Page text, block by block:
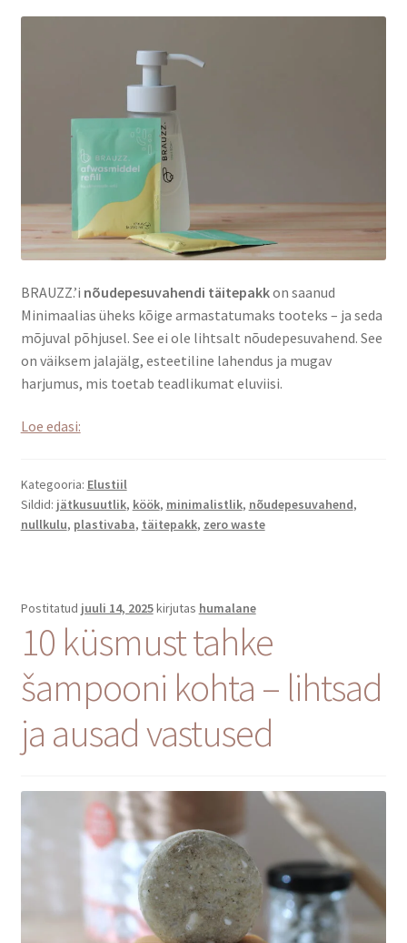
BRAUZZ.’i nõudepesuvahendi täitepakkon saanud
Minimaalias üheks kõige armastatumaks tooteks – ja seda
mõjuval põhjusel. See ei ole lihtsalt nõudepesuvahend. See
on väiksem jalajälg, esteetiline lahendus ja mugav
harjumus, mis toetab teadlikumat eluviisi.
Loe edasi:Miks
täitepakki?
Kategooria: Elustiil
Sildid: jätkusuutlik, köök, minimalistlik, nõudepesuvahend,
nullkulu, plastivaba, täitepakk, zero waste
Postitatud juuli 14, 2025kirjutas humalane
10 küsmust tahke
šampooni kohta – lihtsad
ja ausad vastused